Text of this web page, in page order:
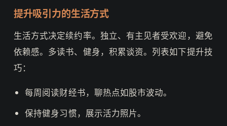
提升吸引力的生活方式
生活方式决定续约率。独立、有主见者受欢迎，避免
依赖感。多读书、健身，积累谈资。列表如下提升技
巧：
每周阅读财经书，聊热点如股市波动。
保持健身习惯，展示活力照片。